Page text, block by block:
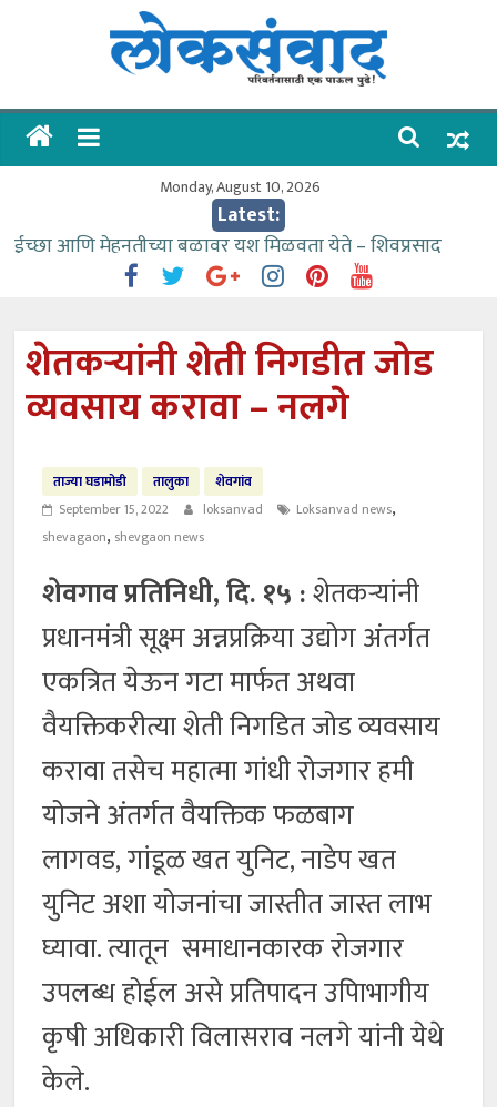
लोकसंवाद
ताज्या
Monday, August 10, 2026
Latest:
ईच्छा आणि मेहनतीच्या बळावर यश मिळवता येते – शिवप्रसाद
संजीवनीच्या विद्यार्थ्यांनी घेतली विमानतळ कार्यप्रणालीची माहिती
वाढीव निधी देण्यास पाणीपुरवठा मंत्री सकारात्मक – आ.आशुतोष
काळे
शेतकऱ्यांनी शेती निगडीत जोड
व्यवसाय करावा – नलगे
ताज्या घडामोडी तालुका
शेवगांव
September 15, 2022
loksanvad Loksanvad news,
shevagaon, shevgaon news
शेवगाव प्रतिनिधी, दि. १५ :शेतकऱ्यांनी
प्रधानमंत्री सूक्ष्म अन्नप्रक्रिया उद्योग अंतर्गत
एकत्रित येऊन गटा मार्फत अथवा
वैयक्तिकरीत्या शेती निगडित जोड व्यवसाय
करावा तसेच महात्मा गांधी रोजगार हमी
योजने अंतर्गत वैयक्तिक फळबाग
लागवड, गांडूळ खत युनिट, नाडेप खत
युनिट अशा योजनांचा जास्तीत जास्त लाभ
घ्यावा. त्यातून समाधानकारक रोजगार
उपलब्ध होईल असे प्रतिपादन उपािभागीय
कृषी अधिकारी विलासराव नलगे यांनी येथे
केले.